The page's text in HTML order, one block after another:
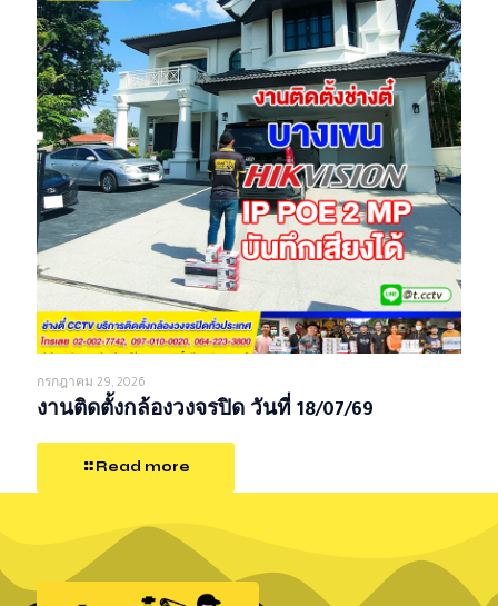
กรกฎาคม 29, 2026
งานติดตั้งกล้องวงจรปิด วันที่ 18/07/69
Read more